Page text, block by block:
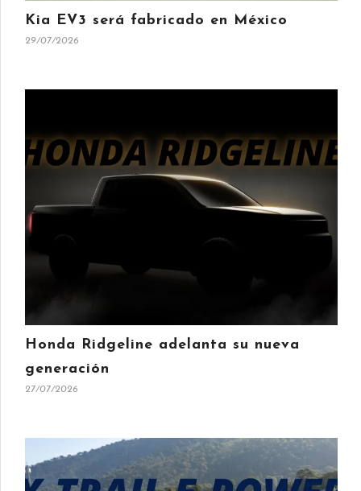
Kia EV3 será fabricado en México
29/07/2026
Honda Ridgeline adelanta su nueva
generación
27/07/2026